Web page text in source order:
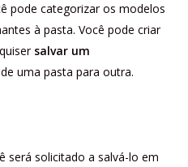
pode categorizar os modelos
à pasta. Você pode criar
salvar um
uma pasta para outra.
será solicitado a salvá-lo em